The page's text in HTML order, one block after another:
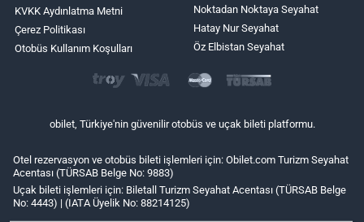
KVKK Aydınlatma Metni
Çerez Politikası
Otobüs Kullanım Koşulları
Noktadan Noktaya Seyahat
Hatay Nur Seyahat
Öz Elbistan Seyahat
obilet, Türkiye'nin güvenilir otobüs ve uçak bileti platformu.
Otel rezervasyon ve otobüs bileti işlemleri için: Obilet.com Turizm Seyahat
Acentası (TÜRSAB Belge No: 9883)
Uçak bileti işlemleri için: Biletall Turizm Seyahat Acentası (TÜRSAB Belge
No: 4443) | (IATA Üyelik No: 88214125)